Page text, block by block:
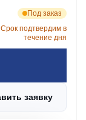
Под заказ
Срок подтвердим в
течение дня
заявку